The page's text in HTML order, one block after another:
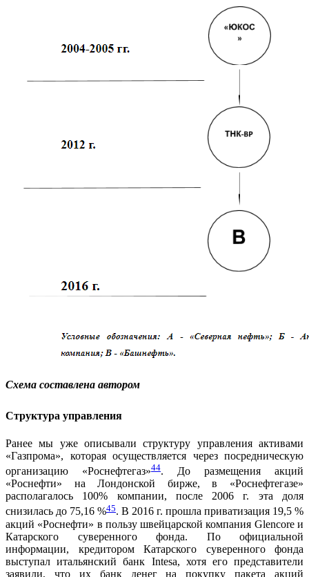
Схема составлена автором
Структура управления
Ранее мы уже описывали структуру управления активами
«Газпрома», которая осуществляется через посредническую
организацию «Роснефтегаз»44. До размещения акций
«Роснефти» на Лондонской бирже, в «Роснефтегазе»
располагалось 100% компании, после 2006 г. эта доля
снизилась до 75,16 %45. В 2016 г. прошла приватизация 19,5 %
акций «Роснефти» в пользу швейцарской компания Glencore и
Катарского суверенного фонда. По официальной
информации, кредитором Катарского суверенного фонда
выступал итальянский банк Intesa, хотя его представители
заявили, что их банк денег на покупку пакета акций